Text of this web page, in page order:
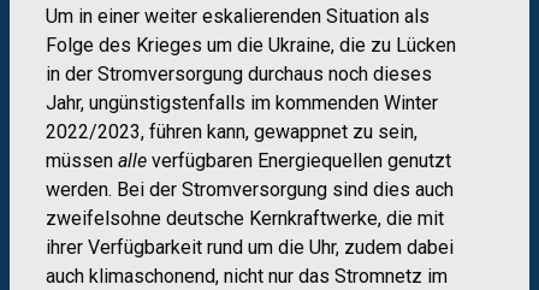
Um in einer weiter eskalierenden Situation als
Folge des Krieges um die Ukraine, die zu Lücken
in der Stromversorgung durchaus noch dieses
Jahr, ungünstigstenfalls im kommenden Winter
2022/2023, führen kann, gewappnet zu sein,
müssen alle verfügbaren Energiequellen genutzt
werden. Bei der Stromversorgung sind dies auch
zweifelsohne deutsche Kernkraftwerke, die mit
ihrer Verfügbarkeit rund um die Uhr, zudem dabei
auch klimaschonend, nicht nur das Stromnetz im